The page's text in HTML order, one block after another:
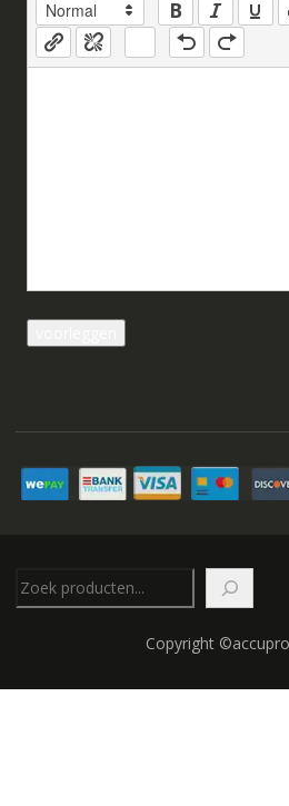
Copyright